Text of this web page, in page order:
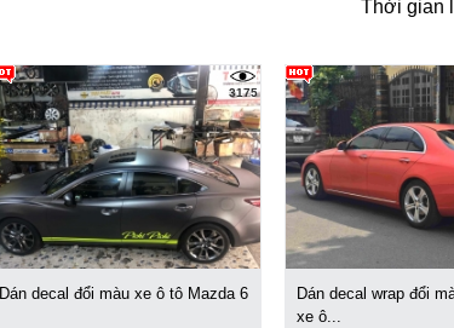
Thời gian
3175
Dán decal đổi màu xe ô tô Mazda 6
Dán decal wrap đổi
xe ô...